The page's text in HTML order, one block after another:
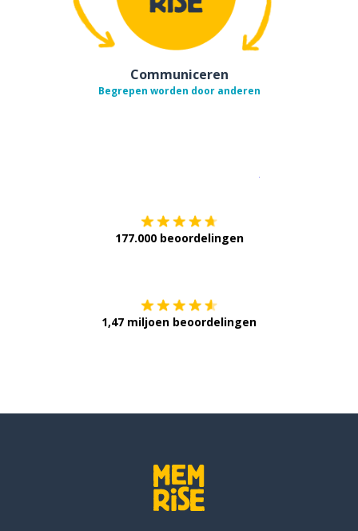
Communiceren
Begrepen worden door anderen
177.000 beoordelingen
1,47 miljoen beoordelingen